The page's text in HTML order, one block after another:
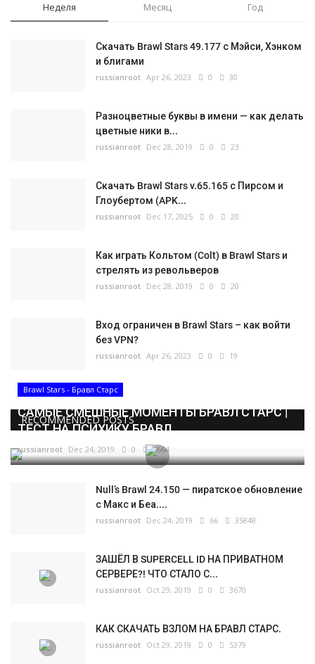
Неделя Месяц Год
Скачать Brawl Stars 49.177 с Мэйси, Хэнком
и блигами
russianroot Apr 26, 2023 0 30
Разноцветные буквы в имени — как делать
цветные ники в...
russianroot Dec 28, 2019 0 23
Скачать Brawl Stars v.65.165 с Пирсом и
Глоубертом (APK...
russianroot Dec 17, 2025 0 20
Как играть Кольтом (Colt) в Brawl Stars и
стрелять из револьверов
russianroot Dec 28, 2019 0 20
Вход ограничен в Brawl Stars – как войти
без VPN?
russianroot Apr 26, 2023 0 19
RECOMMENDED POSTS
Brawl Stars - Бравл Старс
САМЫЕ СМЕШНЫЕ МОМЕНТЫ БРАВЛ СТАРС |
ТЕСТ НА ПСИХИКУ БРАВЛ...
russianroot Dec 24, 2019 0 5664
Null’s Brawl 24.150 — пиратское обновление
с Макс и Беа....
russianroot Dec 24, 2019 66 35848
ЗАШЁЛ В SUPERCELL ID НА ПРИВАТНОМ
СЕРВЕРЕ?! ЧТО СТАЛО С...
russianroot Oct 29, 2019 0 3670
КАК СКАЧАТЬ ВЗЛОМ НА БРАВЛ СТАРС.
russianroot Oct 29, 2019 0 5379